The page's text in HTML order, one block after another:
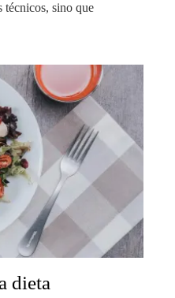
técnicos, sino que
dieta